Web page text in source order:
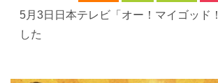
5月3日日本テレビ「オー！マイゴッド
した